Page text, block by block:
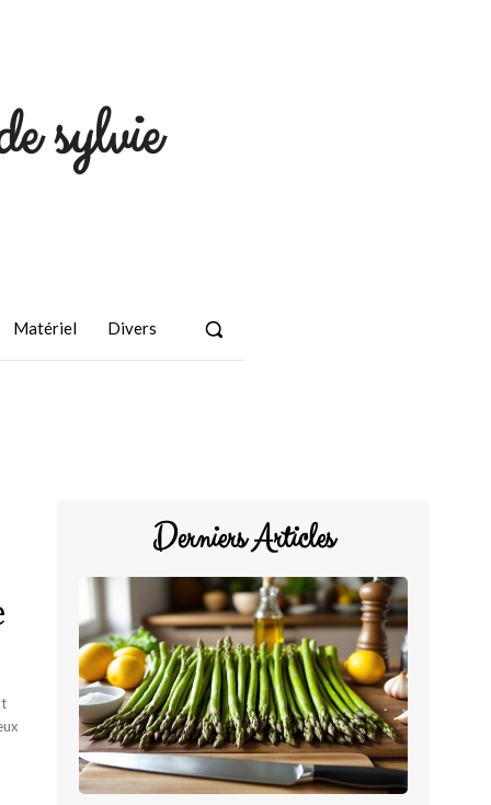
sylvie
Matériel Divers
Derniers Articles